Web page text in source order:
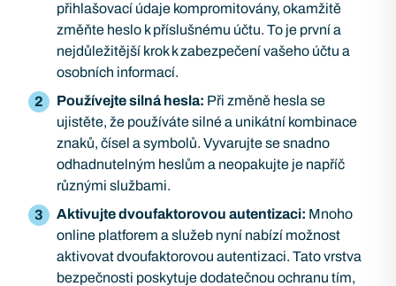
přihlašovací údaje kompromitovány, okamžitě
změňte heslo k příslušnému účtu. To je první a
nejdůležitější krok k zabezpečení vašeho účtu a
osobních informací.
Používejte silná hesla: Při změně hesla se
ujistěte, že používáte silné a unikátní kombinace
znaků, čísel a symbolů. Vyvarujte se snadno
odhadnutelným heslům a neopakujte je napříč
různými službami.
Aktivujte dvoufaktorovou autentizaci: Mnoho
online platforem a služeb nyní nabízí možnost
aktivovat dvoufaktorovou autentizaci. Tato vrstva
bezpečnosti poskytuje dodatečnou ochranu tím,